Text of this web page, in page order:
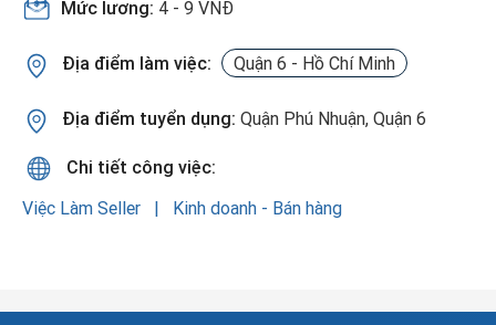
Mức lương: 4 - 9 VNĐ
Địa điểm làm việc: Quận 6 - Hồ Chí Minh
Địa điểm tuyển dụng: Quận Phú Nhuận, Quận 6
Chi tiết công việc:
Việc Làm Seller
Kinh doanh - Bán hàng